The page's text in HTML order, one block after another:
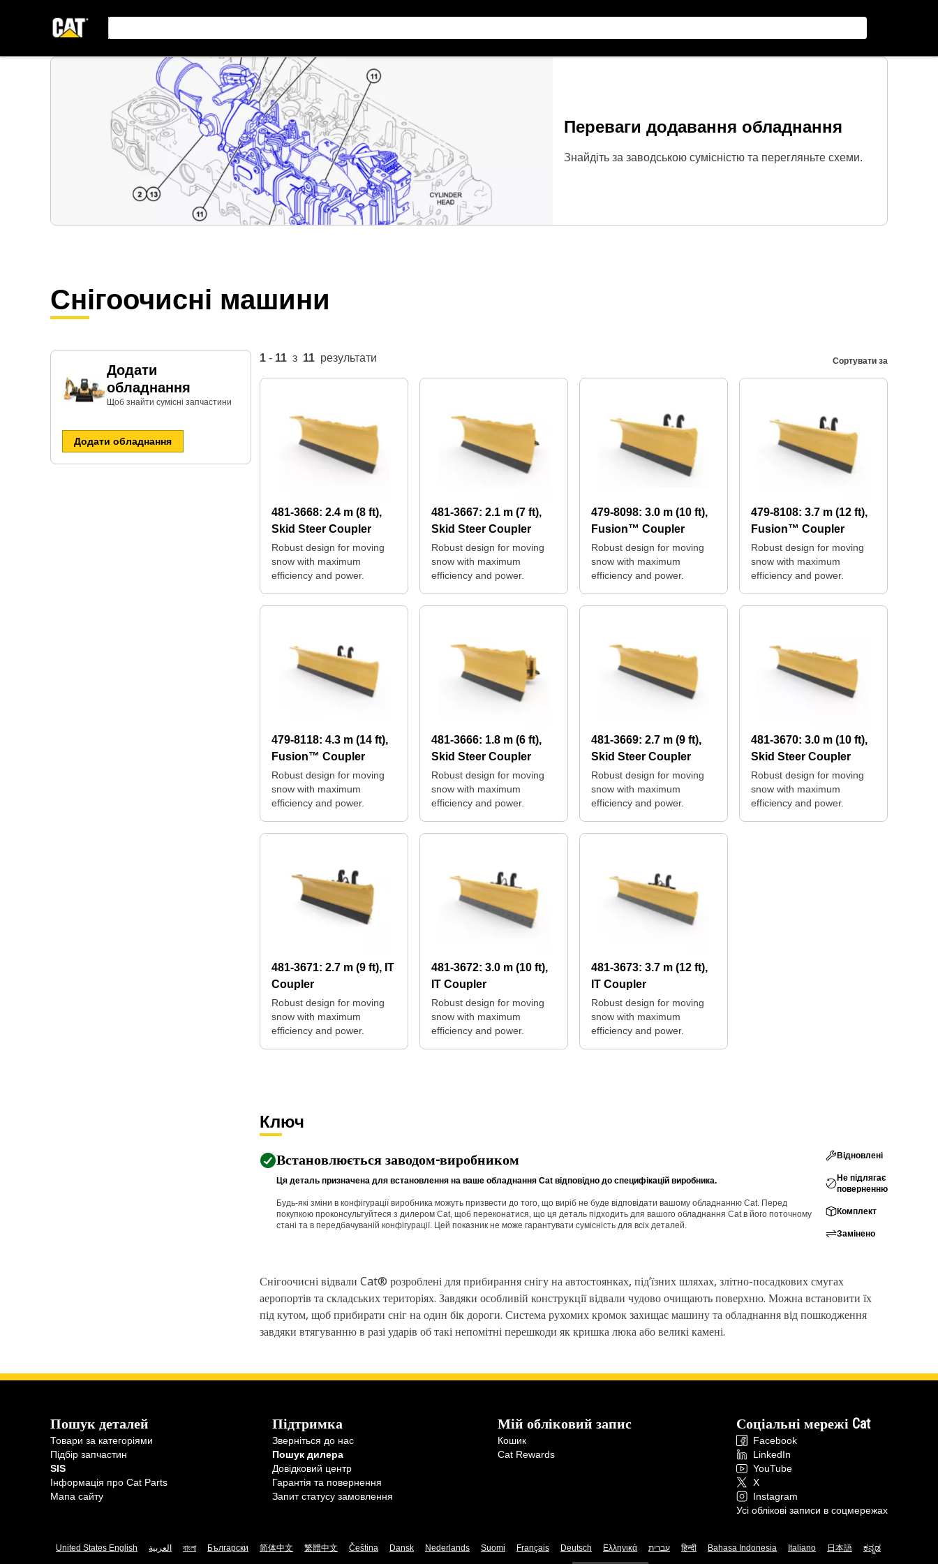
Переваги додавання обладнання
Знайдіть за заводською сумісністю та перегляньте схеми.
Снігоочисні машини
Додати
обладнання
Щоб знайти сумісні запчастини​
Додати обладнання
1 - 11 з 11 результати Сортувати за
481-3668: 2.4 m (8 ft),
Skid Steer Coupler
Robust design for moving
snow with maximum
efficiency and power.
481-3667: 2.1 m (7 ft),
Skid Steer Coupler
Robust design for moving
snow with maximum
efficiency and power.
479-8098: 3.0 m (10 ft),
Fusion™ Coupler
Robust design for moving
snow with maximum
efficiency and power.
479-8108: 3.7 m (12 ft),
Fusion™ Coupler
Robust design for moving
snow with maximum
efficiency and power.
479-8118: 4.3 m (14 ft),
Fusion™ Coupler
Robust design for moving
snow with maximum
efficiency and power.
481-3666: 1.8 m (6 ft),
Skid Steer Coupler
Robust design for moving
snow with maximum
efficiency and power.
481-3669: 2.7 m (9 ft),
Skid Steer Coupler
Robust design for moving
snow with maximum
efficiency and power.
481-3670: 3.0 m (10 ft),
Skid Steer Coupler
Robust design for moving
snow with maximum
efficiency and power.
481-3671: 2.7 m (9 ft), IT
Coupler
Robust design for moving
snow with maximum
efficiency and power.
481-3672: 3.0 m (10 ft),
IT Coupler
Robust design for moving
snow with maximum
efficiency and power.
481-3673: 3.7 m (12 ft),
IT Coupler
Robust design for moving
snow with maximum
efficiency and power.
Ключ
Встановлюється заводом-виробником
Ця деталь призначена для встановлення на ваше обладнання Cat відповідно до специфікацій виробника.
Будь-які зміни в конфігурації виробника можуть призвести до того, що виріб не буде відповідати вашому обладнанню Cat. Перед
покупкою проконсультуйтеся з дилером Cat, щоб переконатися, що ця деталь підходить для вашого обладнання Cat в його поточному
стані та в передбачуваній конфігурації. Цей показник не може гарантувати сумісність для всіх деталей.
Відновлені
Не підлягає
поверненню
Комплект
Замінено
Снігоочисні відвали Cat® розроблені для прибирання снігу на автостоянках, під’їзних шляхах, злітно-посадкових смугах
аеропортів та складських територіях. Завдяки особливій конструкції відвали чудово очищають поверхню. Можна встановити їх
під кутом, щоб прибирати сніг на один бік дороги. Система рухомих кромок захищає машину та обладнання від пошкодження
завдяки втягуванню в разі ударів об такі непомітні перешкоди як кришка люка або великі камені.
Пошук деталей
Товари за категоріями
Підбір запчастин
SIS
Інформація про Cat Parts
Мапа сайту
Підтримка
Зверніться до нас
Пошук дилера
Довідковий центр
Гарантія та повернення
Запит статусу замовлення
Мій обліковий запис
Кошик
Cat Rewards
Соціальні мережі Cat
Facebook
LinkedIn
YouTube
X
Instagram
Усі облікові записи в соцмережах
United States English العربية বাংলা Български 简体中文 繁體中文 Čeština Dansk Nederlands Suomi Français Deutsch Ελληνικά עברית हिन्दी Bahasa Indonesia Italiano 日本語 ಕನ್ನಡ